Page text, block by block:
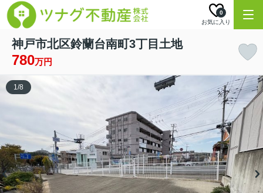
お気に入り
0
神戸市北区鈴蘭台南町3丁目土地
780万円
1/8